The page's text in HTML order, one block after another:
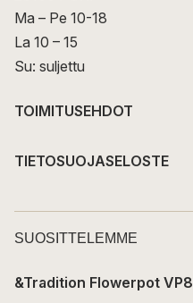
Ma – Pe 10-18
La 10 – 15
Su: suljettu
TOIMITUSEHDOT
TIETOSUOJASELOSTE
SUOSITTELEMME
&Tradition Flowerpot VP8